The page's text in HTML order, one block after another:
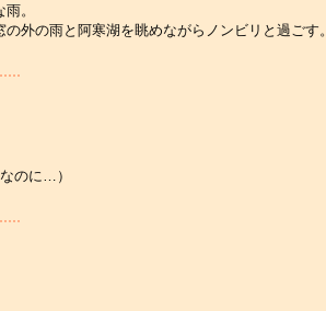
。
外の雨と阿寒湖を眺めながらノンビリと過ごす。
のに…）